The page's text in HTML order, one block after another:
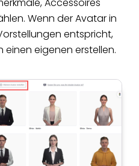
Wenn der Avatar in
entspricht,
eigenen erstellen.